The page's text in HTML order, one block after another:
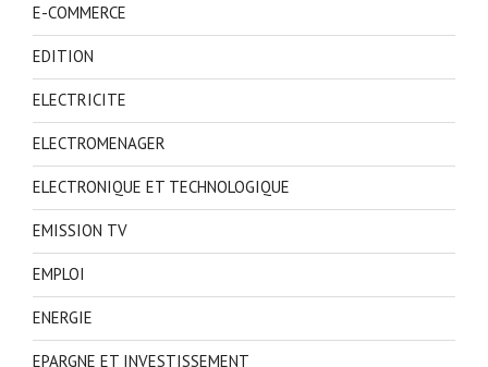
E-COMMERCE
EDITION
ELECTRICITE
ELECTROMENAGER
ELECTRONIQUE ET TECHNOLOGIQUE
EMISSION TV
EMPLOI
ENERGIE
EPARGNE ET INVESTISSEMENT